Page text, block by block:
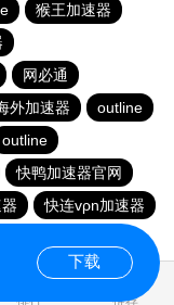
猴王加速器
网必通
外加速器
outline
outline
快鸭加速器官网
快连vρn加速器
排行 推荐
下载
0.165752s